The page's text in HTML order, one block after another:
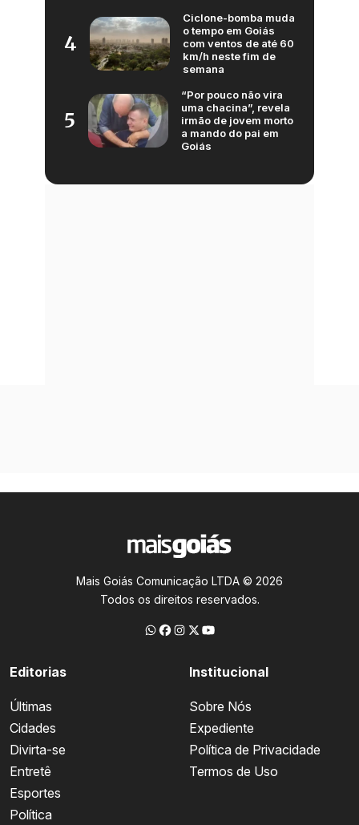
4
Ciclone-bomba muda
o tempo em Goiás
com ventos de até 60
km/h neste fim de
semana
5
“Por pouco não vira
uma chacina”, revela
irmão de jovem morto
a mando do pai em
Goiás
Mais Goiás Comunicação LTDA © 2026
Todos os direitos reservados.
Editorias
Últimas
Cidades
Divirta-se
Entretê
Esportes
Política
Institucional
Sobre Nós
Expediente
Política de Privacidade
Termos de Uso